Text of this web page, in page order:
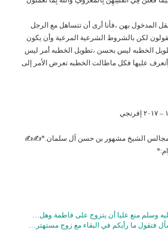
المدخول بهن ،فأنا أرى أن تتساهل مع الرجل
لكن بالشروط الشرعية المرعية وأن يكون
الخطبه ليس بحسن ،تطويل الخطبه أمر ليس
عليها فكل ماطالت الخطبه تعرض الأمر إلى
مجالس الشيخ مشهور بن حسن آل سلمان.*✍✍
وسلم منع عليا أن يتزوج على فاطمة وهل…
فتقول ما رأيكم في البقاء مع زوج مستهتر…